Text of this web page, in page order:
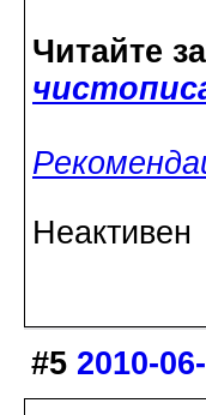
Читайте
Неактивен
#5 2010-